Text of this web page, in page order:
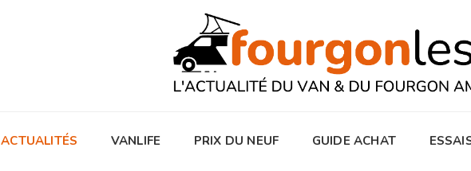
ACTUALITÉS VANLIFE PRIX DU NEUF GUIDE ACHAT